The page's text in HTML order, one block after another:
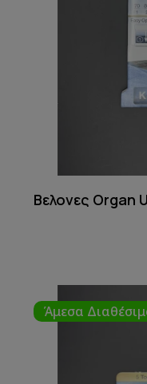
Βελονες Organ
Άμεσα